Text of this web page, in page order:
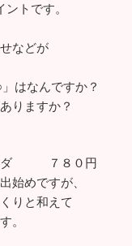
トです。
などが
はなんですか？
りますか？
ラダ ７８０円
始めですが、
りと和えて
。